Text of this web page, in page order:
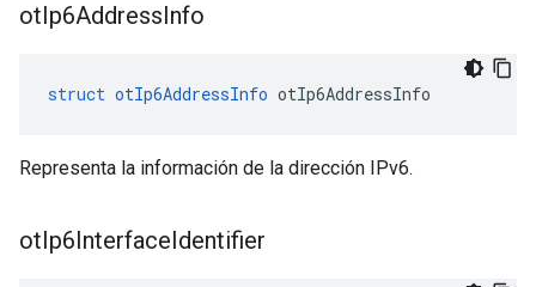
otIp6AddressInfo
struct otIp6AddressInfo otIp6AddressInfo
Representa la información de la dirección IPv6.
otIp6InterfaceIdentifier